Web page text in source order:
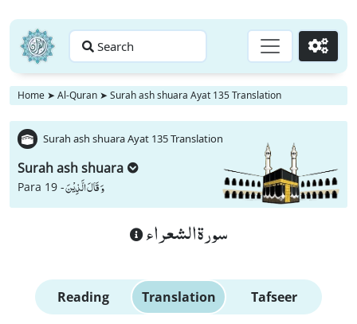
Search Go
Home ➤ Al-Quran ➤ Surah ash shuara Ayat 135 Translation
Surah ash shuara Ayat 135 Translation
Surah ash shuara
Para 19 -وَ قَالَ الَّذِیْنَ
سورة الشعراء
Reading Translation Tafseer